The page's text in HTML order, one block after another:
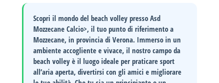
Scopri il mondo del beach volley pressoAsd
Mozzecane Calcio>, il tuo punto di riferimento a
Mozzecane, in provincia di Verona. Immerso in un
ambiente accogliente e vivace, il nostro campo da
beach volley è il luogo ideale per praticare sport
all’aria aperta, divertirsi con gli amici e migliorare